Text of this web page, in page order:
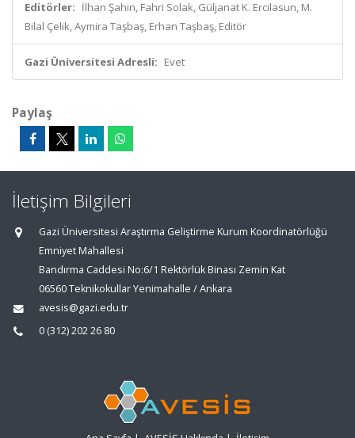
Editörler: İlhan Şahin, Fahri Solak, Güljanat K. Ercilasun, M.
Bilal Çelik, Aymira Taşbaş, Erhan Taşbaş, Editör
Gazi Üniversitesi Adresli: Evet
Paylaş
İletişim Bilgileri
Gazi Üniversitesi Araştırma Geliştirme Kurum Koordinatörlüğü
Emniyet Mahallesi
Bandırma Caddesi No:6/1 Rektörlük Binası Zemin Kat
06560 Teknikokullar Yenimahalle / Ankara
avesis@gazi.edu.tr
0 (312) 202 26 80